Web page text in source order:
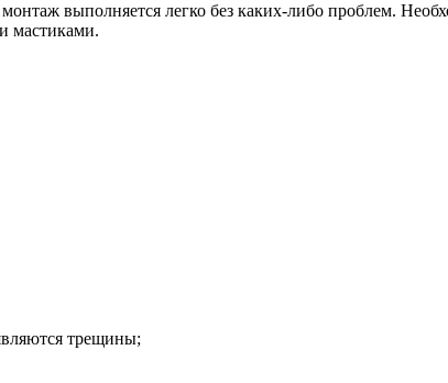
выполняется легко без каких-либо проблем.
мастиками.
трещины;